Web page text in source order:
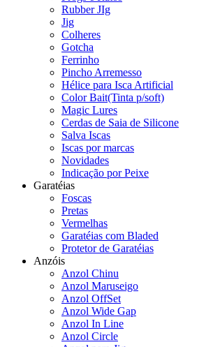
Rubber JIg
Jig
Colheres
Gotcha
Ferrinho
Pincho Arremesso
Hélice para Isca Artificial
Color Bait(Tinta p/soft)
Magic Lures
Cerdas de Saia de Silicone
Salva Iscas
Iscas por marcas
Novidades
Indicação por Peixe
Garatéias
Foscas
Pretas
Vermelhas
Garatéias com Bladed
Protetor de Garatéias
Anzóis
Anzol Chinu
Anzol Maruseigo
Anzol OffSet
Anzol Wide Gap
Anzol In Line
Anzol Circle